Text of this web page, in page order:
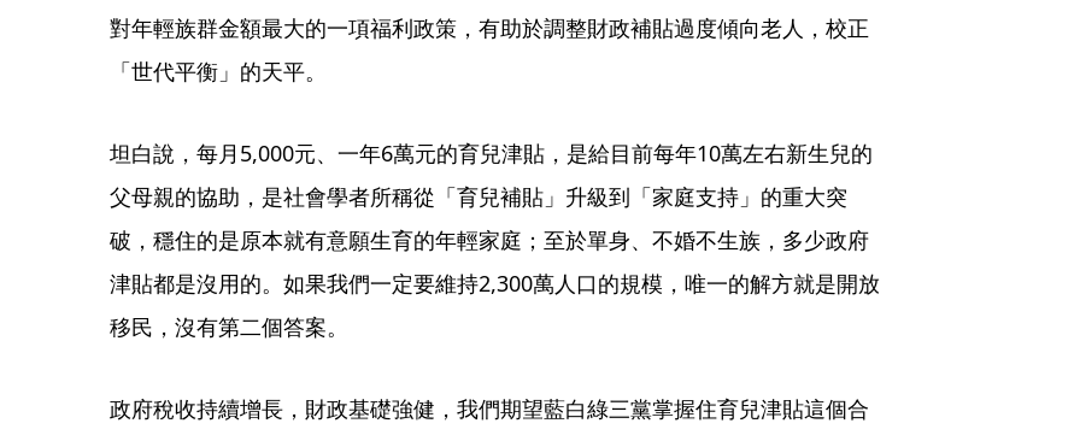
對年輕族群金額最大的一項福利政策，有助於調整財政補貼過度傾向老人，校正
「世代平衡」的天平。
坦白說，每月5,000元、一年6萬元的育兒津貼，是給目前每年10萬左右新生兒的
父母親的協助，是社會學者所稱從「育兒補貼」升級到「家庭支持」的重大突
破，穩住的是原本就有意願生育的年輕家庭；至於單身、不婚不生族，多少政府
津貼都是沒用的。如果我們一定要維持2,300萬人口的規模，唯一的解方就是開放
移民，沒有第二個答案。
政府稅收持續增長，財政基礎強健，我們期望藍白綠三黨掌握住育兒津貼這個合